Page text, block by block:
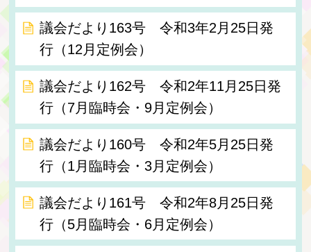
議会だより163号 令和3年2月25日発
行（12月定例会）
議会だより162号 令和2年11月25日発
行（7月臨時会・9月定例会）
議会だより160号 令和2年5月25日発
行（1月臨時会・3月定例会）
議会だより161号 令和2年8月25日発
行（5月臨時会・6月定例会）